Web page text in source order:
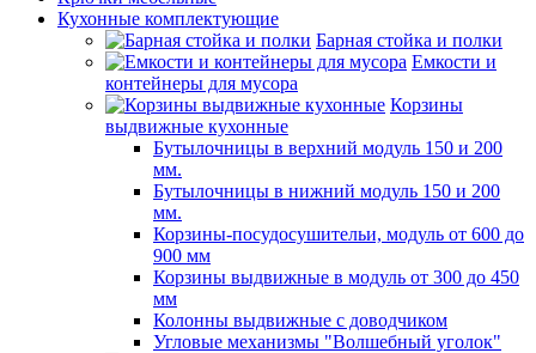
Кухонные комплектующие
Барная стойка и полки
Емкости и
контейнеры для мусора
Корзины
выдвижные кухонные
Бутылочницы в верхний модуль 150 и 200
мм.
Бутылочницы в нижний модуль 150 и 200
мм.
Корзины-посудосушительи, модуль от 600 до
900 мм
Корзины выдвижные в модуль от 300 до 450
мм
Колонны выдвижные с доводчиком
Угловые механизмы "Волшебный уголок"